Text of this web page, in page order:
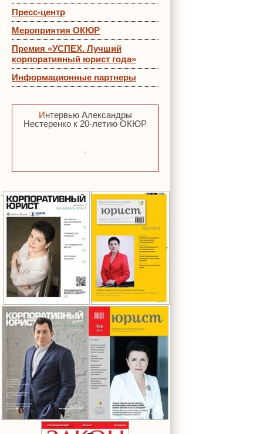
Пресс-центр
Мероприятия ОКЮР
Премия «УСПЕХ. Лучший
корпоративный юрист года»
Информационные партнеры
Интервью Александры
Нестеренко к 20-летию ОКЮР